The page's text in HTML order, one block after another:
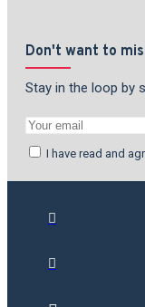
Don't want to
Stay in the loop by
I have read and